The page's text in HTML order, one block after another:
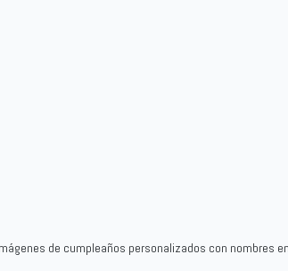
de cumpleaños personalizados con nombres